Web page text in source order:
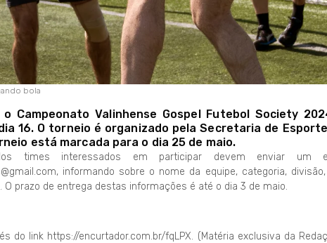
bola
Campeonato Valinhense Gospel Futebol Society
16. O torneio é organizado pela Secretaria de
está marcada para o dia 25 de maio.
times interessados em participar devem enviar um
informando sobre o nome da equipe, categoria,
prazo de entrega destas informações é até o dia 3 de maio.
do link https://encurtador.com.br/fqLPX. (Matéria exclusiva da